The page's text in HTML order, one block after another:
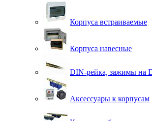
Корпуса встраиваемые
Корпуса навесные
DIN-рейка, зажимы на
Аксессуары к корпусам